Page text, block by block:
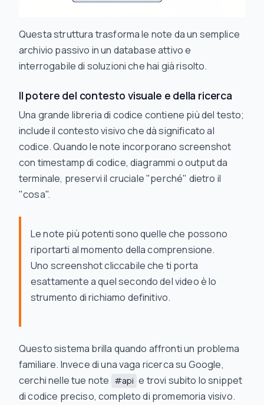
Questa struttura trasforma le note da un semplice
archivio passivo in un database attivo e
interrogabile di soluzioni che hai già risolto.
Il potere del contesto visuale e della ricerca
Una grande libreria di codice contiene più del testo;
include il contesto visivo che dà significato al
codice. Quando le note incorporano screenshot
con timestamp di codice, diagrammi o output da
terminale, preservi il cruciale "perché" dietro il
"cosa".
Le note più potenti sono quelle che possono
riportarti al momento della comprensione.
Uno screenshot cliccabile che ti porta
esattamente a quel secondo del video è lo
strumento di richiamo definitivo.
Questo sistema brilla quando affronti un problema
familiare. Invece di una vaga ricerca su Google,
cerchi nelle tue note #api e trovi subito lo snippet
di codice preciso, completo di promemoria visivo.